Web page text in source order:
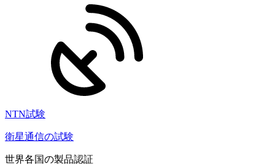
NTN試験
衛星通信の試験
世界各国の製品認証